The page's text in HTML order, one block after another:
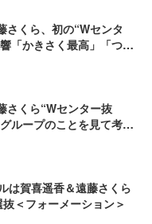
さくら、初の“Wセンタ
「かきさく最高」「つい
さくら“Wセンター抜
ループのことを見て考え
は賀喜遥香＆遠藤さくら
＜フォーメーション＞